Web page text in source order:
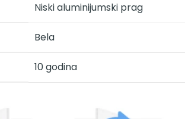
Niski aluminijumski prag
Bela
10 godina